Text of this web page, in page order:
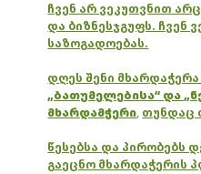
ჩვენ არ ვეკუთვნით
და ბიზნესჯგუფს. ჩვენ
საზოგადოებას.
დღეს შენი
„ბათუმელებისა“ და
მხარდამჭერი, თუნდაც
წესებსა და პირობებს
გაეცნო მხარდაჭერის